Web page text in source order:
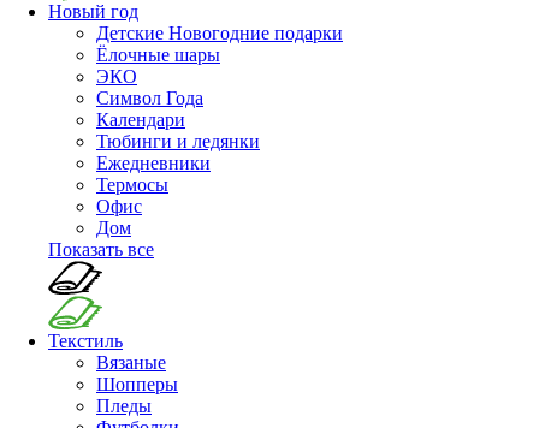
Новый год
Детские Новогодние подарки
Ёлочные шары
ЭКО
Символ Года
Календари
Тюбинги и ледянки
Ежедневники
Термосы
Офис
Дом
Показать все
Текстиль
Вязаные
Шопперы
Пледы